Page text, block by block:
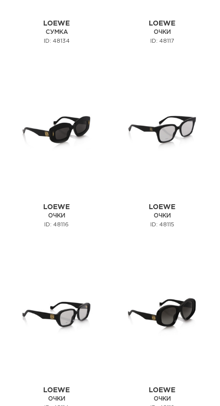
LOEWE
СУМКА
ID: 48134
LOEWE
ОЧКИ
ID: 48117
LOEWE
ОЧКИ
ID: 48116
LOEWE
ОЧКИ
ID: 48115
LOEWE
ОЧКИ
LOEWE
ОЧКИ